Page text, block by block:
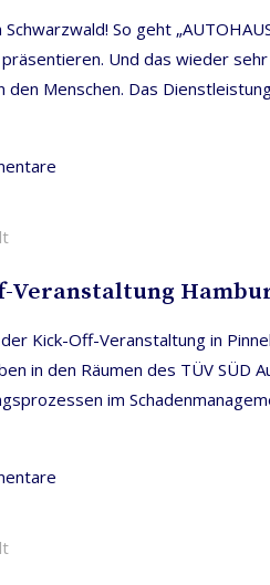
So geht
Und das wieder
den Menschen. Das
Veranstaltung
Kick-Off-Veranstaltung in
in den Räumen des TÜV SÜD
im